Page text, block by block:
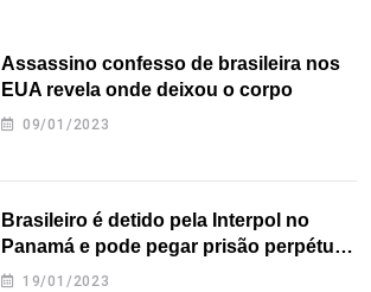
Assassino confesso de brasileira nos
EUA revela onde deixou o corpo
09/01/2023
Brasileiro é detido pela Interpol no
Panamá e pode pegar prisão perpétua
nos EUA
19/01/2023